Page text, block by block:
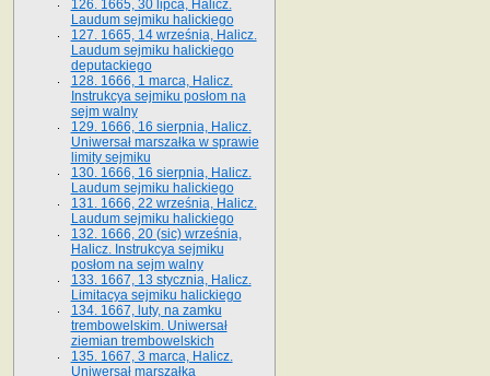
126. 1665, 30 lipca, Halicz.
Laudum sejmiku halickiego
127. 1665, 14 września, Halicz.
Laudum sejmiku halickiego
deputackiego
128. 1666, 1 marca, Halicz.
Instrukcya sejmiku posłom na
sejm walny
129. 1666, 16 sierpnia, Halicz.
Uniwersał marszałka w sprawie
limity sejmiku
130. 1666, 16 sierpnia, Halicz.
Laudum sejmiku halickiego
131. 1666, 22 września, Halicz.
Laudum sejmiku halickiego
132. 1666, 20 (sic) września,
Halicz. Instrukcya sejmiku
posłom na sejm walny
133. 1667, 13 stycznia, Halicz.
Limitacya sejmiku halickiego
134. 1667, luty, na zamku
trembowelskim. Uniwersał
ziemian trembowelskich
135. 1667, 3 marca, Halicz.
Uniwersał marszałka